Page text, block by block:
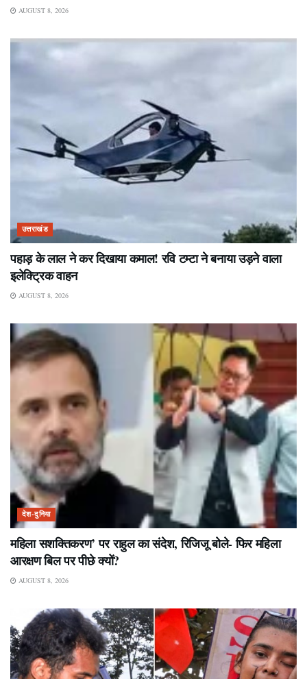
AUGUST 8, 2026
उत्तराखंड
पहाड़ के लाल ने कर दिखाया कमाल! रवि टम्टा ने बनाया उड़ने वाला
इलेक्ट्रिक वाहन
AUGUST 8, 2026
देश-दुनिया
महिला सशक्तिकरण’ पर राहुल का संदेश, रिजिजू बोले- फिर महिला
आरक्षण बिल पर पीछे क्यों?
AUGUST 8, 2026